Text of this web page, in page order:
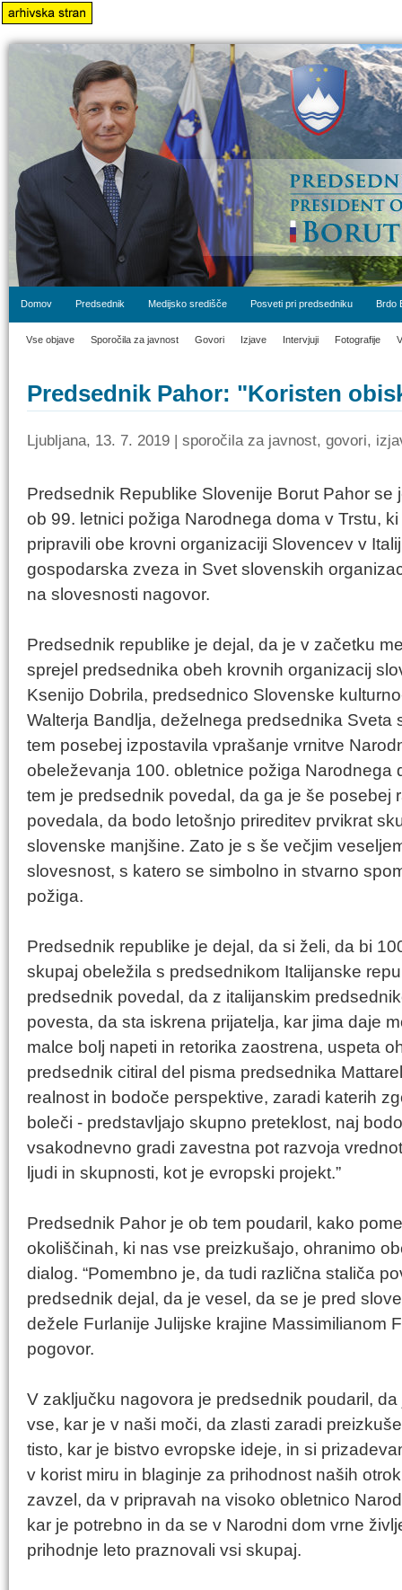
Domov Predsednik Medijsko središče Posveti pri predsedniku Brdo
Vse objave Sporočila za javnost Govori Izjave Intervjuji Fotografije
Predsednik Pahor: "Koristen
Ljubljana, 13. 7. 2019 | sporočila za javnost, govori,
Predsednik Republike Slovenije Borut Pahor
ob 99. letnici požiga Narodnega doma v Trstu,
pripravili obe krovni organizaciji Slovencev v
gospodarska zveza in Svet slovenskih
na slovesnosti nagovor.
Predsednik republike je dejal, da je v začetku
sprejel predsednika obeh krovnih organizacij
Ksenijo Dobrila, predsednico Slovenske
Walterja Bandlja, deželnega predsednika Sveta
tem posebej izpostavila vprašanje vrnitve
obeleževanja 100. obletnice požiga Narodnega
tem je predsednik povedal, da ga je še posebej
povedala, da bodo letošnjo prireditev prvikrat
slovenske manjšine. Zato je s še večjim
slovesnost, s katero se simbolno in stvarno
požiga.
Predsednik republike je dejal, da si želi, da bi
skupaj obeležila s predsednikom Italijanske
predsednik povedal, da z italijanskim
povesta, da sta iskrena prijatelja, kar jima daje
malce bolj napeti in retorika zaostrena, uspeta
predsednik citiral del pisma predsednika
realnost in bodoče perspektive, zaradi katerih
boleči - predstavljajo skupno preteklost, naj
vsakodnevno gradi zavestna pot razvoja
ljudi in skupnosti, kot je evropski projekt.”
Predsednik Pahor je ob tem poudaril, kako
okoliščinah, ki nas vse preizkušajo, ohranimo
dialog. “Pomembno je, da tudi različna staliča
predsednik dejal, da je vesel, da se je pred
dežele Furlanije Julijske krajine Massimilianom
pogovor.
V zaključku nagovora je predsednik poudaril,
vse, kar je v naši moči, da zlasti zaradi
tisto, kar je bistvo evropske ideje, in si
v korist miru in blaginje za prihodnost naših
zavzel, da v pripravah na visoko obletnico
kar je potrebno in da se v Narodni dom vrne
prihodnje leto praznovali vsi skupaj.